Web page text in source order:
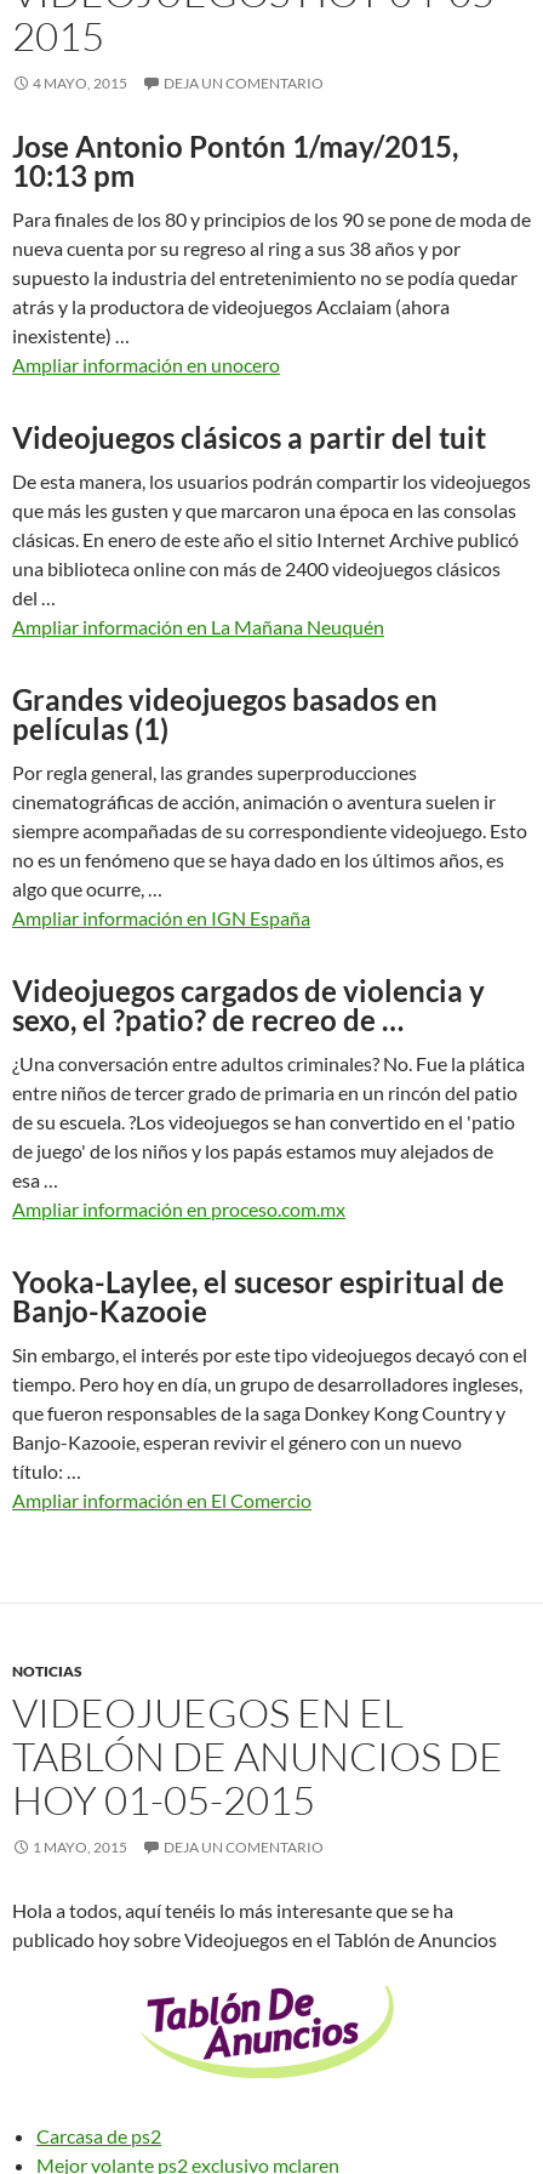
2015
4 MAYO, 2015 DEJA UN COMENTARIO
Jose Antonio Pontón 1/may/2015,
10:13 pm
Para finales de los 80 y principios de los 90 se pone de moda de
nueva cuenta por su regreso al ring a sus 38 años y por
supuesto la industria del entretenimiento no se podía quedar
atrás y la productora de videojuegos Acclaiam (ahora
inexistente) …
Ampliar información en unocero
Videojuegos clásicos a partir del tuit
De esta manera, los usuarios podrán compartir los videojuegos
que más les gusten y que marcaron una época en las consolas
clásicas. En enero de este año el sitio Internet Archive publicó
una biblioteca online con más de 2400 videojuegos clásicos
del …
Ampliar información en La Mañana Neuquén
Grandes videojuegos basados en
películas (1)
Por regla general, las grandes superproducciones
cinematográficas de acción, animación o aventura suelen ir
siempre acompañadas de su correspondiente videojuego. Esto
no es un fenómeno que se haya dado en los últimos años, es
algo que ocurre, …
Ampliar información en IGN España
Videojuegos cargados de violencia y
sexo, el ?patio? de recreo de …
¿Una conversación entre adultos criminales? No. Fue la plática
entre niños de tercer grado de primaria en un rincón del patio
de su escuela. ?Los videojuegos se han convertido en el 'patio
de juego' de los niños y los papás estamos muy alejados de
esa …
Ampliar información en proceso.com.mx
Yooka-Laylee, el sucesor espiritual de
Banjo-Kazooie
Sin embargo, el interés por este tipo videojuegos decayó con el
tiempo. Pero hoy en día, un grupo de desarrolladores ingleses,
que fueron responsables de la saga Donkey Kong Country y
Banjo-Kazooie, esperan revivir el género con un nuevo
título: …
Ampliar información en El Comercio
NOTICIAS
VIDEOJUEGOS EN EL
TABLÓN DE ANUNCIOS DE
HOY 01-05-2015
1 MAYO, 2015 DEJA UN COMENTARIO
Hola a todos, aquí tenéis lo más interesante que se ha
publicado hoy sobre Videojuegos en el Tablón de Anuncios
Carcasa de ps2
Mejor volante ps2 exclusivo mclaren